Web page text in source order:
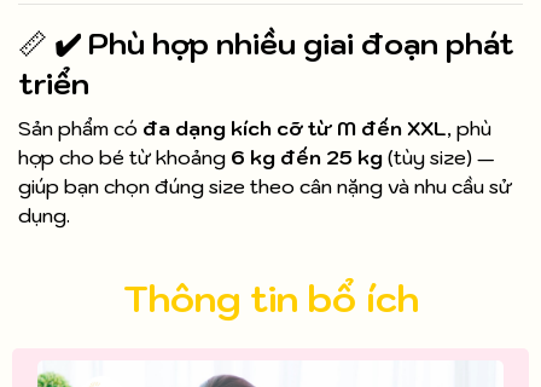
📏 ✔️ Phù hợp nhiều giai đoạn phát
triển
Sản phẩm có đa dạng kích cỡ từ M đến XXL, phù
hợp cho bé từ khoảng 6 kg đến 25 kg (tùy size) —
giúp bạn chọn đúng size theo cân nặng và nhu cầu sử
dụng.
Thông tin bổ ích